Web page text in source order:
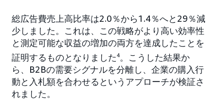
総広告費売上高比率は2.0％から1.4％へと29％減
少しました。これは、この戦略がより高い効率性
と測定可能な収益の増加の両方を達成したことを
証明するものとなりました4。こうした結果か
ら、B2Bの需要シグナルを分離し、企業の購入行
動と入札額を合わせるというアプローチが検証さ
れました。